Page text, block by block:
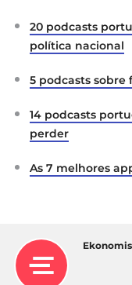
20 podcasts
política nacional
5 podcasts
14 podcasts
perder
As 7 melhores